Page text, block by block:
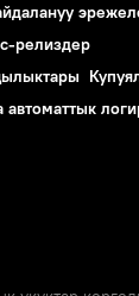
релиздер